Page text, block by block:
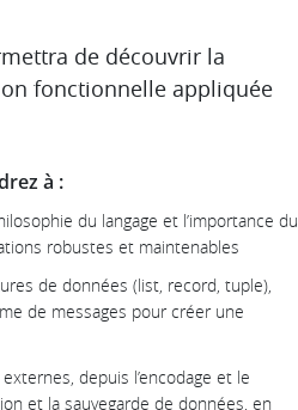
de découvrir la
fonctionnelle appliquée
à :
du langage et l’importance du
robustes et maintenables
de données (list, record, tuple),
de messages pour créer une
depuis l’encodage et le
et la sauvegarde de données, en